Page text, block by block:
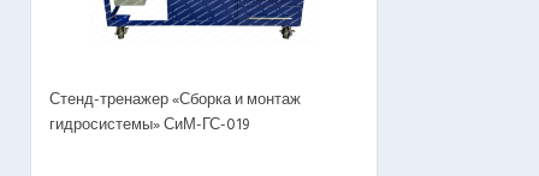
Стенд-тренажер «Сборка и монтаж
гидросистемы» СиМ-ГС-019